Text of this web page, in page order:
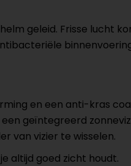
geleid. Frisse lucht
en een anti-kras
geïntegreerd
van vizier te wisselen.
altijd goed zicht houdt.